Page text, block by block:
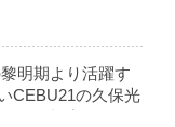
明期より活躍す
CEBU21の久保光
鋭い視点でフィ